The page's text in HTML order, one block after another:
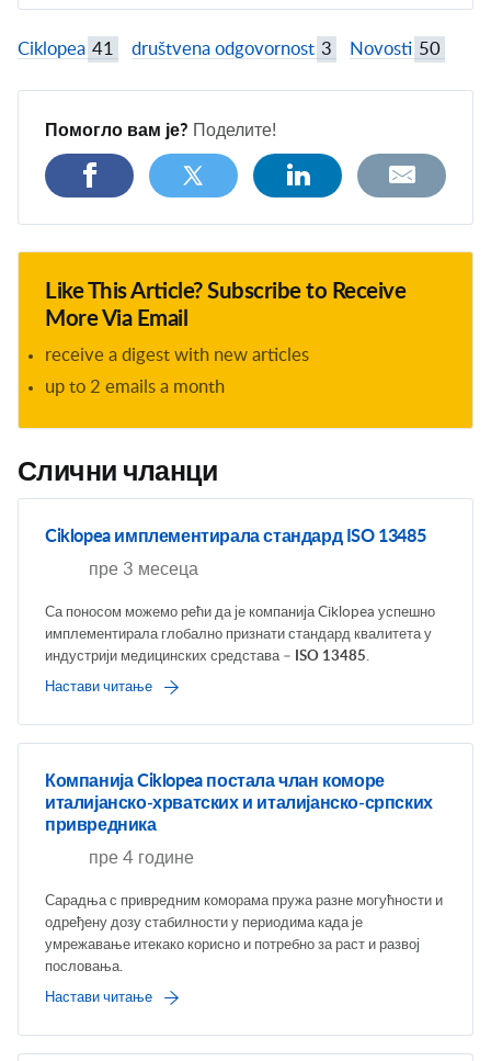
Ciklopea 41 društvena odgovornost 3 Novosti 50
Помогло вам је? Поделите!
Like This Article? Subscribe to Receive
More Via Email
receive a digest with new articles
up to 2 emails a month
Слични чланци
Ciklopea имплементирала стандард ISO 13485
пре 3 месеца
Са поносом можемо рећи да је компанија Ciklopea успешно
имплементирала глобално признати стандард квалитета у
индустрији медицинских средстава –
ISO 13485.
Настави читање
Компанија Ciklopea постала члан коморе
италијанско-хрватских и италијанско-српских
привредника
пре 4 године
Сарадња с привредним коморама пружа разне могућности и
одређену дозу стабилности у периодима када је
умрежавање итекако корисно и потребно за раст и развој
пословања.
Настави читање